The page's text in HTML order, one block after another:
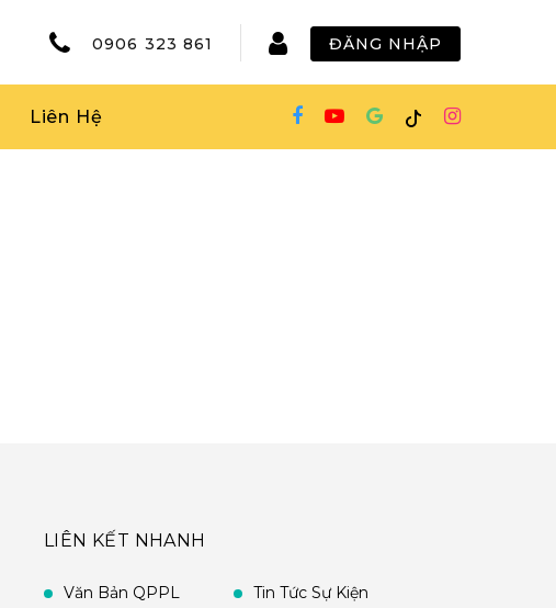
0906 323 861 ĐĂNG NHẬP
Liên Hệ
LIÊN KẾT NHANH
Văn Bản QPPL
Tin Tức Sự Kiện